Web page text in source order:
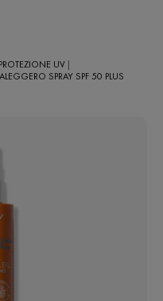
PROTEZIONE UV
SPRAY SPF 50 PLUS